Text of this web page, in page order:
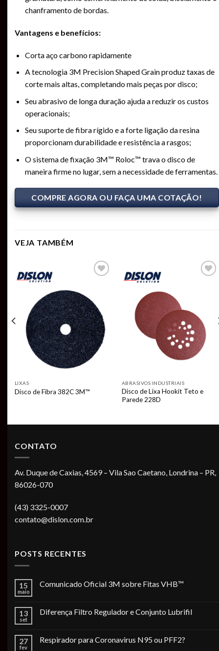
chanframento de bordas.
Vantagens e benefícios:
Corta aço carbono rapidamente
A tecnologia 3M Precision Shaped Grain produz taxas de
corte mais altas, completando mais peças por disco;
Seu abrasivo de longa duração ajuda a reduzir os custos
operacionais;
Seu suporte de fibra rígido e a forte ligação da resina
proporcionam durabilidade e resistência a rasgos;
O sistema de fixação 3M™ Roloc™ trava o disco de
maneira firme no lugar, sem a necessidade de ferramentas.
COMPRE AGORA OU FAÇA UMA COTAÇÃO!
VEJA TAMBÉM
Add to
wishlist
LIXAS
Disco de Fibra 382C 3M™
ABRASIVOS INDUSTRIAIS
Disco de Lixa Hookit Teto e
Parede 228D
CONTATO
Av. Duque de Caxias, 4569 – Vila Sao Caetano, Londrina – PR,
86026-070
(43) 3325-0007
contato@dislon.com.br
POSTS RECENTES
15
maio
Comunicado Oficial 3M sobre Fitas VHB™
13
set
Diferença Filtro Regulador e Conjunto Lubrifil
27
fev
Respirador para Coronavirus N95 ou PFF2?